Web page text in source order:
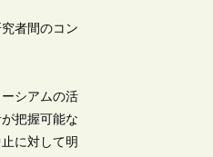
者間のコン
シアムの活
把握可能な
に対して明